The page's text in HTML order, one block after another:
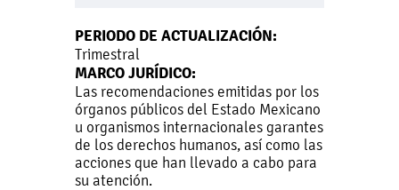
PERIODO DE ACTUALIZACIÓN:
Trimestral
MARCO JURÍDICO:
Las recomendaciones emitidas por los
órganos públicos del Estado Mexicano
u organismos internacionales garantes
de los derechos humanos, así como las
acciones que han llevado a cabo para
su atención.